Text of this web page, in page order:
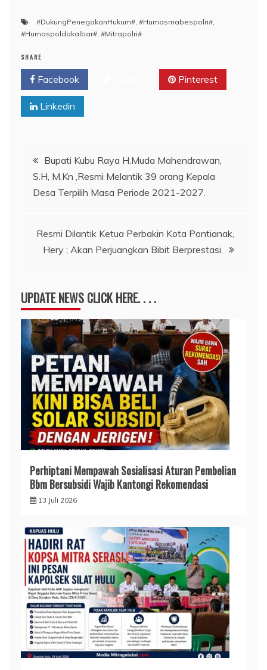
#DukungPenegakanHukum# #Humasmabespolri#
#Humaspoldakalbar# #Mitrapolri#
SHARE
Facebook Pinterest
Linkedin
Navigasi
pos
Bupati Kubu Raya H.Muda Mahendrawan,
S.H, M.Kn ,Resmi Melantik 39 orang Kepala
Desa Terpilih Masa Periode 2021-2027.
Resmi Dilantik Ketua Perbakin Kota Pontianak,
Hery ; Akan Perjuangkan Bibit Berprestasi.
UPDATE NEWS CLICK HERE. . . .
Perhiptani Mempawah Sosialisasi Aturan Pembelian
Bbm Bersubsidi Wajib Kantongi Rekomendasi
13 Juli 2026